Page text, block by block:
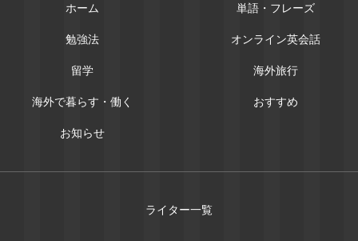
ホーム 単語・フレーズ
勉強法 オンライン英会話
留学 海外旅行
海外で暮らす・働く おすすめ
お知らせ
ライター一覧